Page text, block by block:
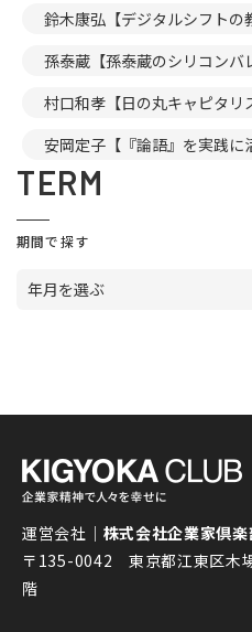
鈴木康弘【デジタルシフトの
孫泰蔵【孫泰蔵のシリコンバ
村口和孝【日の丸キャピタリ
安岡定子【『論語』を実践に
TERM
期間で探す
年月を選ぶ
運営会社｜ 株式会社企業家倶楽
〒135-0042 東京都江東区木
階